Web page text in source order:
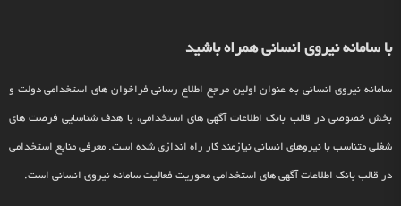
با سامانه نیروی انسانی همراه باشید
سامانه نیروی انسانی به عنوان اولین مرجع اطلاع رسانی فراخوان های استخدامی دولت و
بخش خصوصی در قالب بانک اطلاعات آگهی های استخدامی، با هدف شناسایی فرصت های
شغلی متناسب با نیروهای انسانی نیازمند کار راه اندازی شده است. معرفی منابع استخدامی
در قالب بانک اطلاعات آگهی های استخدامی محوریت فعالیت سامانه نیروی انسانی است.